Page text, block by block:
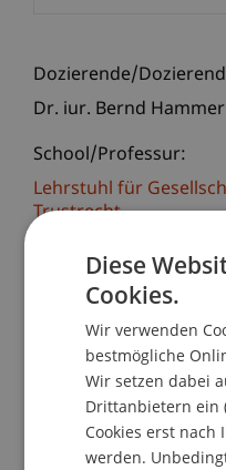
Dozierende/
Dr. iur. Bernd
School/Professur:
Lehrstuhl für
Trustrecht
Herr Dr. iur. Bernd
Fürstentum
Vortrages einen
Arbeitsweise sowie
Gerichtshofs geben.
exemplarische
mit unmittelbarem
Diese
Cookies.
Wir verwenden
bestmögliche
Wir setzen dabei
Drittanbietern ein
Cookies erst
werden.